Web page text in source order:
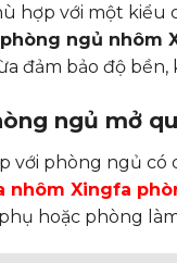
hợp với một
ngủ nhôm
đảm bảo độ bền,
ngủ mở
với phòng ngủ
nhôm Xingfa
hoặc phòng